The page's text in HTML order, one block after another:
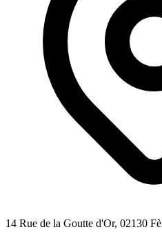
14 Rue de la Goutte d'Or, 02130